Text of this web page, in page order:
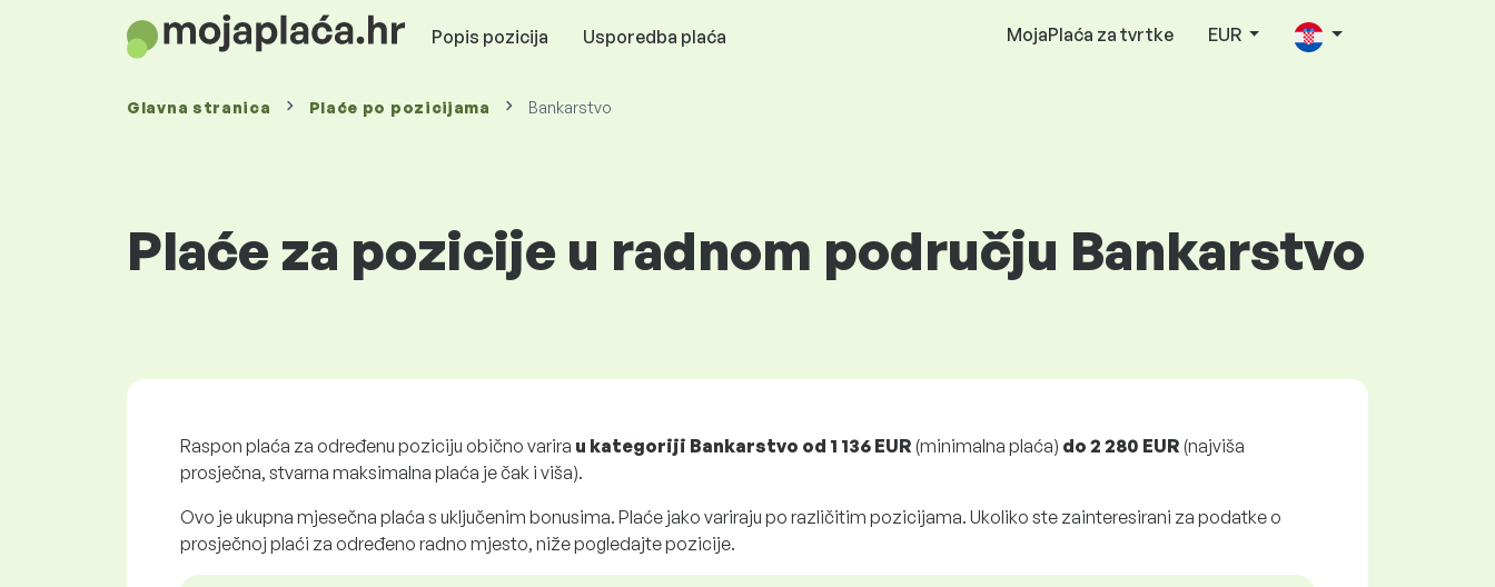
Popis pozicija Usporedba plaća MojaPlaća za tvrtke EUR
Glavna stranica Plaće po pozicijama Bankarstvo
Plaće za pozicije u radnom području Bankarstvo
Raspon plaća za određenu poziciju obično varira u kategoriji Bankarstvo od 1 136 EUR (minimalna plaća) do 2 280 EUR (najviša
prosječna, stvarna maksimalna plaća je čak i viša).
Ovo je ukupna mjesečna plaća s uključenim bonusima. Plaće jako variraju po različitim pozicijama. Ukoliko ste zainteresirani za podatke o
prosječnoj plaći za određeno radno mjesto, niže pogledajte pozicije.